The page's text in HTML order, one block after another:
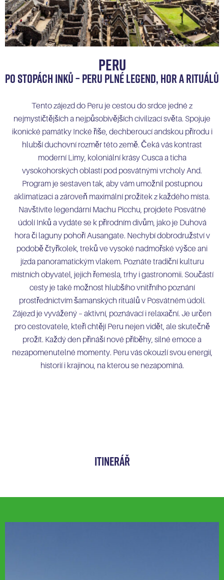
PERU
Po stopách Inků – Peru plné legend, hor a rituálů
Tento zájezd do Peru je cestou do srdce jedné z
nejmystičtějších a nejpůsobivějších civilizací světa. Spojuje
ikonické památky Incké říše, dechberoucí andskou přírodu i
hlubší duchovní rozměr této země. Čeká vás kontrast
moderní Limy, koloniální krásy Cusca a ticha
vysokohorských oblastí pod posvátnými vrcholy And.
Program je sestaven tak, aby vám umožnil postupnou
aklimatizaci a zároveň maximální prožitek z každého místa.
Navštívíte legendární Machu Picchu, projdete Posvátné
údolí Inků a vydáte se k přírodním divům, jako je Duhová
hora či laguny pohoří Ausangate. Nechybí dobrodružství v
podobě čtyřkolek, treků ve vysoké nadmořské výšce ani
jízda panoramatickým vlakem. Poznáte tradiční kulturu
místních obyvatel, jejich řemesla, trhy i gastronomii. Součástí
cesty je také možnost hlubšího vnitřního poznání
prostřednictvím šamanských rituálů v Posvátném údolí.
Zájezd je vyvážený – aktivní, poznávací i relaxační. Je určen
pro cestovatele, kteří chtějí Peru nejen vidět, ale skutečně
prožít. Každý den přináší nové příběhy, silné emoce a
nezapomenutelné momenty. Peru vás okouzlí svou energií,
historií i krajinou, na kterou se nezapomíná.
itinerÁř